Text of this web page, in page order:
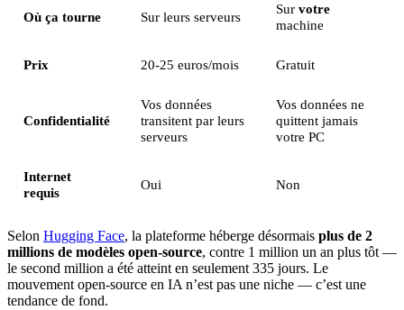
Où ça tourne Sur leurs serveurs
Sur votre
machine
Prix 20-25 euros/mois Gratuit
Confidentialité
Vos données
transitent par leurs
serveurs
Vos données ne
quittent jamais
votre PC
Internet
requis
Oui Non
Selon Hugging Face, la plateforme héberge désormais plus de 2
millions de modèles open-source, contre 1 million un an plus tôt —
le second million a été atteint en seulement 335 jours. Le
mouvement open-source en IA n’est pas une niche — c’est une
tendance de fond.